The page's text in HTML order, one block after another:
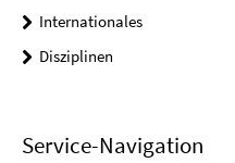
Internationales
Disziplinen
Service-Navigation